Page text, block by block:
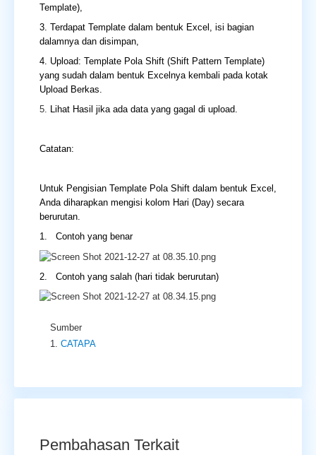
Template),
3. Terdapat Template dalam bentuk Excel, isi bagian
dalamnya dan disimpan,
4. Upload: Template Pola Shift (Shift Pattern Template)
yang sudah dalam bentuk Excelnya kembali pada kotak
Upload Berkas.
5. Lihat Hasil jika ada data yang gagal di upload.
Catatan:
Untuk Pengisian Template Pola Shift dalam bentuk Excel,
Anda diharapkan mengisi kolom Hari (Day) secara
berurutan.
1. Contoh yang benar
2. Contoh yang salah (hari tidak berurutan)
Sumber
CATAPA
Pembahasan Terkait